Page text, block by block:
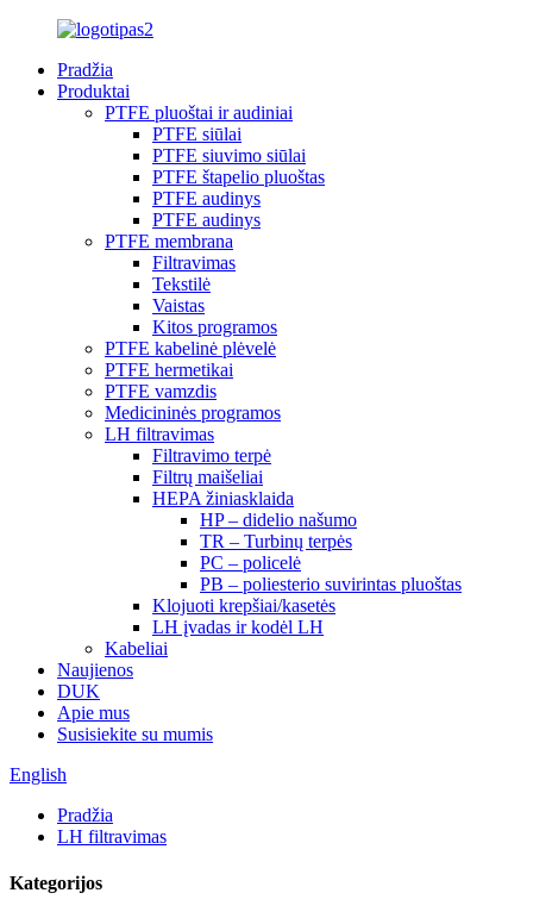
Pradžia
Produktai
PTFE pluoštai ir audiniai
PTFE siūlai
PTFE siuvimo siūlai
PTFE štapelio pluoštas
PTFE audinys
PTFE audinys
PTFE membrana
Filtravimas
Tekstilė
Vaistas
Kitos programos
PTFE kabelinė plėvelė
PTFE hermetikai
PTFE vamzdis
Medicininės programos
LH filtravimas
Filtravimo terpė
Filtrų maišeliai
HEPA žiniasklaida
HP – didelio našumo
TR – Turbinų terpės
PC – policelė
PB – poliesterio suvirintas pluoštas
Klojuoti krepšiai/kasetės
LH įvadas ir kodėl LH
Kabeliai
Naujienos
DUK
Apie mus
Susisiekite su mumis
English
Pradžia
LH filtravimas
Kategorijos